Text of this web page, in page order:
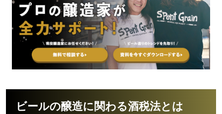
ビールの醸造に関わる酒税法とは